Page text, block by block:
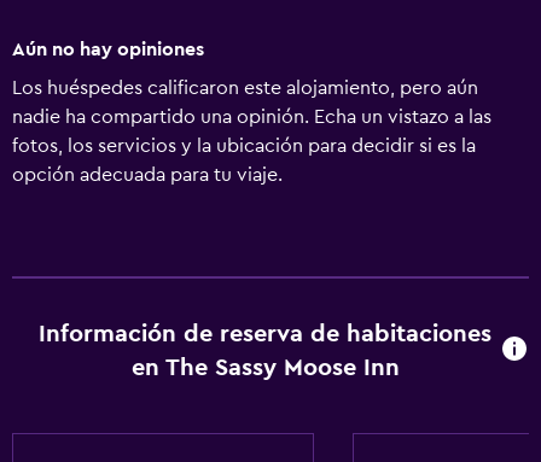
Aún no hay opiniones
Los huéspedes calificaron este alojamiento, pero aún
nadie ha compartido una opinión. Echa un vistazo a las
fotos, los servicios y la ubicación para decidir si es la
opción adecuada para tu viaje.
Información de reserva de habitaciones
en The Sassy Moose Inn